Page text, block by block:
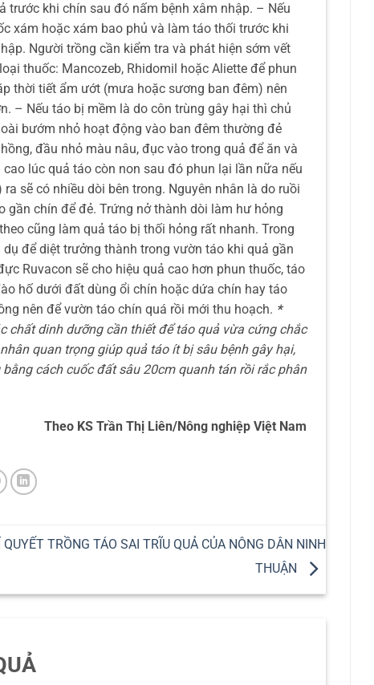
trước khi chín sau đó nấm bệnh xâm nhập. – Nếu
xám hoặc xám bao phủ và làm táo thối trước khi
Người trồng cần kiểm tra và phát hiện sớm vết
thuốc: Mancozeb, Rhidomil hoặc Aliette để phun
thời tiết ẩm ướt (mưa hoặc sương ban đêm) nên
– Nếu táo bị mềm là do côn trùng gây hại thì chủ
bướm nhỏ hoạt động vào ban đêm thường đẻ
đầu nhỏ màu nâu, đục vào trong quả để ăn và
lúc quả táo còn non sau đó phun lại lần nữa nếu
sẽ có nhiều dòi bên trong. Nguyên nhân là do ruồi
chín để đẻ. Trứng nở thành dòi làm hư hỏng
cũng làm quả táo bị thối hỏng rất nhanh. Trong
để diệt trưởng thành trong vườn táo khi quả gần
Ruvacon sẽ cho hiệu quả cao hơn phun thuốc, táo
hố dưới đất dùng ổi chín hoặc dứa chín hay táo
nên để vườn táo chín quá rồi mới thu hoạch. *
dinh dưỡng cần thiết để táo quả vừa cứng chắc
quan trọng giúp quả táo ít bị sâu bệnh gây hại,
cách cuốc đất sâu 20cm quanh tán rồi rắc phân
Theo KS Trần Thị Liên/Nông nghiệp Việt Nam
QUYẾT TRỒNG TÁO SAI TRĨU QUẢ CỦA NÔNG DÂN NINH
THUẬN